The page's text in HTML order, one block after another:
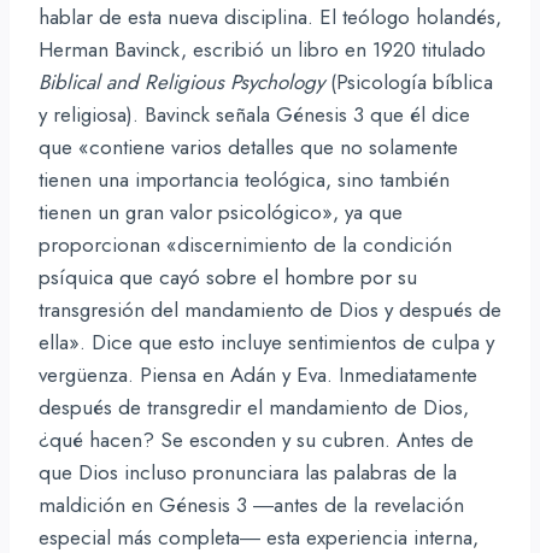
hablar de esta nueva disciplina. El teólogo holandés,
Herman Bavinck, escribió un libro en 1920 titulado
Biblical and Religious Psychology(Psicología bíblica
y religiosa). Bavinck señala Génesis 3 que él dice
que «contiene varios detalles que no solamente
tienen una importancia teológica, sino también
tienen un gran valor psicológico», ya que
proporcionan «discernimiento de la condición
psíquica que cayó sobre el hombre por su
transgresión del mandamiento de Dios y después de
ella». Dice que esto incluye sentimientos de culpa y
vergüenza. Piensa en Adán y Eva. Inmediatamente
después de transgredir el mandamiento de Dios,
¿qué hacen? Se esconden y su cubren. Antes de
que Dios incluso pronunciara las palabras de la
maldición en Génesis 3 ―antes de la revelación
especial más completa― esta experiencia interna,